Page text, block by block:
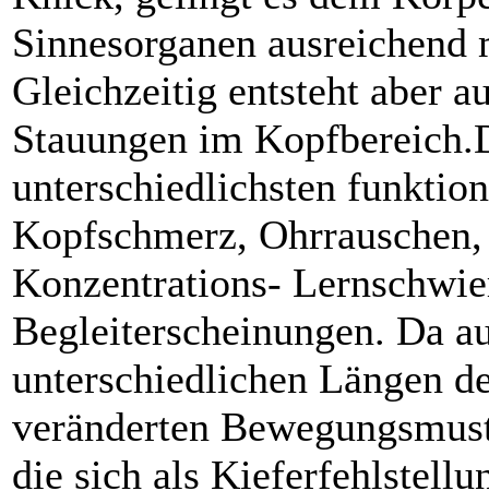
Sinnesorganen
Gleichzeitig entsteht aber
Stauungen im
unterschiedlichsten
Kopfschmerz,
Konzentrations-
Begleiterscheinungen. Da
unterschiedlichen Längen
veränderten
die sich als